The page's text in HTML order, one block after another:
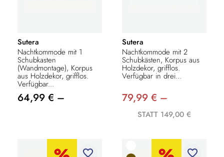
Sutera
Nachtkommode mit 1
Schubkasten
(Wandmontage), Korpus
aus Holzdekor, grifflos.
Verfügbar...
64,99 € –
Sutera
Nachtkommode mit 2
Schubkästen, Korpus aus
Holzdekor, grifflos.
Verfügbar in drei...
79,99 € –
STATT 149,00 €
favorite_border favorite_border